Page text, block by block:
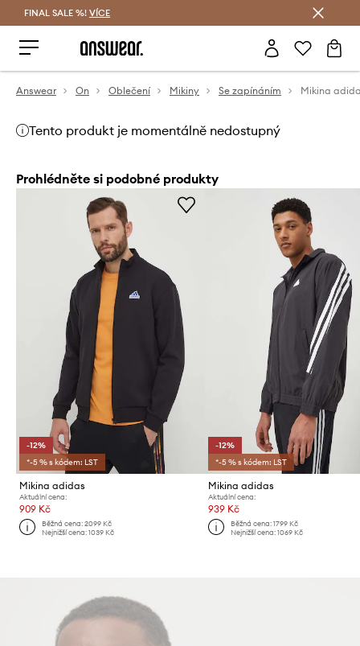
FINAL SALE %! VÍCE
Answear On Oblečení Mikiny Se zapínáním Mikina
Tento produkt je momentálně nedostupný
Prohlédněte si podobné produkty
-12%
*-5 % s kódem: LST
Mikina adidas
Aktuální cena:
909 Kč
Běžná cena:2099 Kč
Nejnižší cena:1039 Kč
-12%
*-5 % s kódem: LST
Mikina adidas
Aktuální cena:
939 Kč
Běžná cena: 1799 Kč
Nejnižší cena: 1069 Kč